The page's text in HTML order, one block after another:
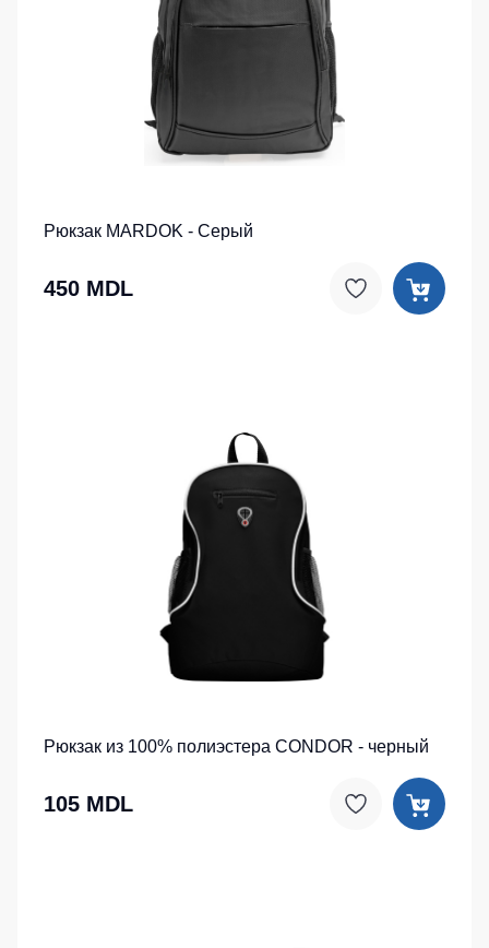
Рюкзак MARDOK - Серый
450 MDL
Рюкзак из 100% полиэстера CONDOR - черный
105 MDL